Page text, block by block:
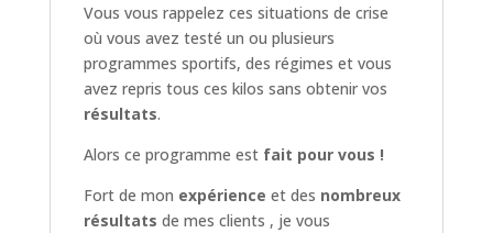
Vous vous rappelez ces situations de crise
où vous avez testé un ou plusieurs
programmes sportifs, des régimes et vous
avez repris tous ces kilos sans obtenir vos
résultats.
Alors ce programme est fait pour vous !
Fort de mon expérience et des nombreux
résultats de mes clients , je vous